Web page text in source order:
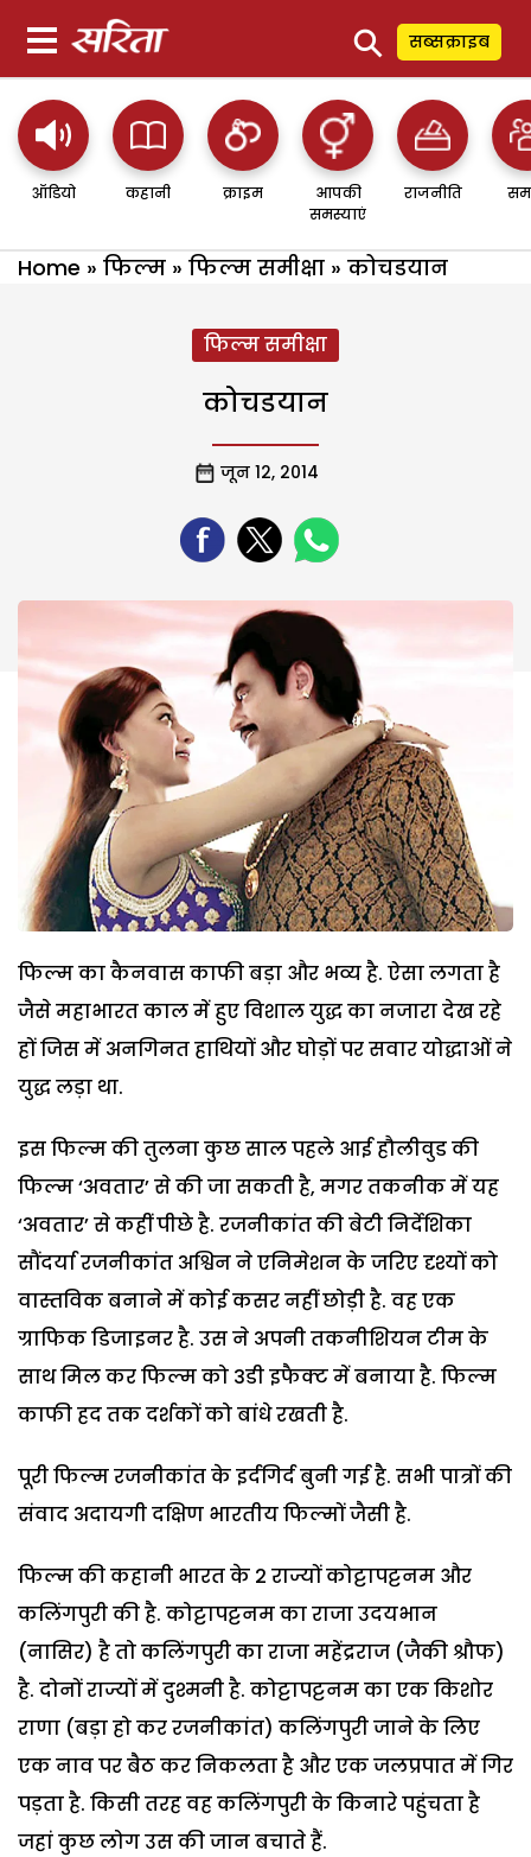
⚲ सब्सक्राइब
ऑडियो कहानी क्राइम
आपकी
समस्याएं
राजनीति
Home » फिल्म » फिल्म समीक्षा » कोचडयान
फिल्म समीक्षा
कोचडयान
जून 12, 2014
फिल्म का कैनवास काफी बड़ा और भव्य है. ऐसा लगता है
जैसे महाभारत काल में हुए विशाल युद्ध का नजारा देख रहे
हों जिस में अनगिनत हाथियों और घोड़ों पर सवार योद्धाओं ने
युद्ध लड़ा था.
इस फिल्म की तुलना कुछ साल पहले आई हौलीवुड की
फिल्म ‘अवतार’ से की जा सकती है, मगर तकनीक में यह
‘अवतार’ से कहीं पीछे है. रजनीकांत की बेटी निर्देशिका
सौंदर्या रजनीकांत अश्विन ने एनिमेशन के जरिए दृश्यों को
वास्तविक बनाने में कोई कसर नहीं छोड़ी है. वह एक
ग्राफिक डिजाइनर है. उस ने अपनी तकनीशियन टीम के
साथ मिल कर फिल्म को 3डी इफैक्ट में बनाया है. फिल्म
काफी हद तक दर्शकों को बांधे रखती है.
पूरी फिल्म रजनीकांत के इर्दगिर्द बुनी गई है. सभी पात्रों की
संवाद अदायगी दक्षिण भारतीय फिल्मों जैसी है.
फिल्म की कहानी भारत के 2 राज्यों कोट्टापट्टनम और
कलिंगपुरी की है. कोट्टापट्टनम का राजा उदयभान
(नासिर) है तो कलिंगपुरी का राजा महेंद्रराज (जैकी श्रौफ)
है. दोनों राज्यों में दुश्मनी है. कोट्टापट्टनम का एक किशोर
राणा (बड़ा हो कर रजनीकांत) कलिंगपुरी जाने के लिए
एक नाव पर बैठ कर निकलता है और एक जलप्रपात में गिर
पड़ता है. किसी तरह वह कलिंगपुरी के किनारे पहुंचता है
जहां कुछ लोग उस की जान बचाते हैं.